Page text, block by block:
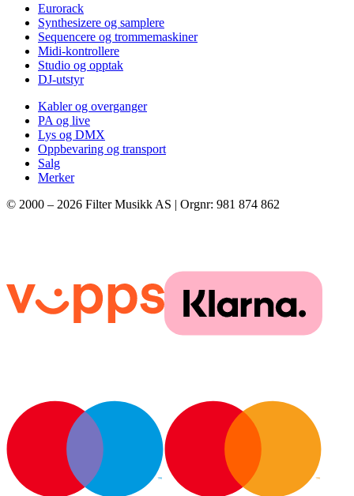
Eurorack
Synthesizere og samplere
Sequencere og trommemaskiner
Midi-kontrollere
Studio og opptak
DJ-utstyr
Kabler og overganger
PA og live
Lys og DMX
Oppbevaring og transport
Salg
Merker
© 2000 – 2026 Filter Musikk AS | Orgnr: 981 874 862